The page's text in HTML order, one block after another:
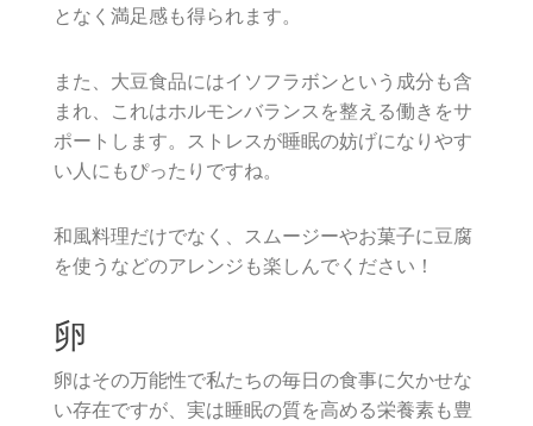
となく満足感も得られます。
また、大豆食品にはイソフラボンという成分も含
まれ、これはホルモンバランスを整える働きをサ
ポートします。ストレスが睡眠の妨げになりやす
い人にもぴったりですね。
和風料理だけでなく、スムージーやお菓子に豆腐
を使うなどのアレンジも楽しんでください！
卵
卵はその万能性で私たちの毎日の食事に欠かせな
い存在ですが、実は睡眠の質を高める栄養素も豊